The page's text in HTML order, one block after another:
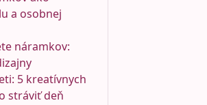
a osobnej
náramkov:
5 kreatívnych
stráviť deň